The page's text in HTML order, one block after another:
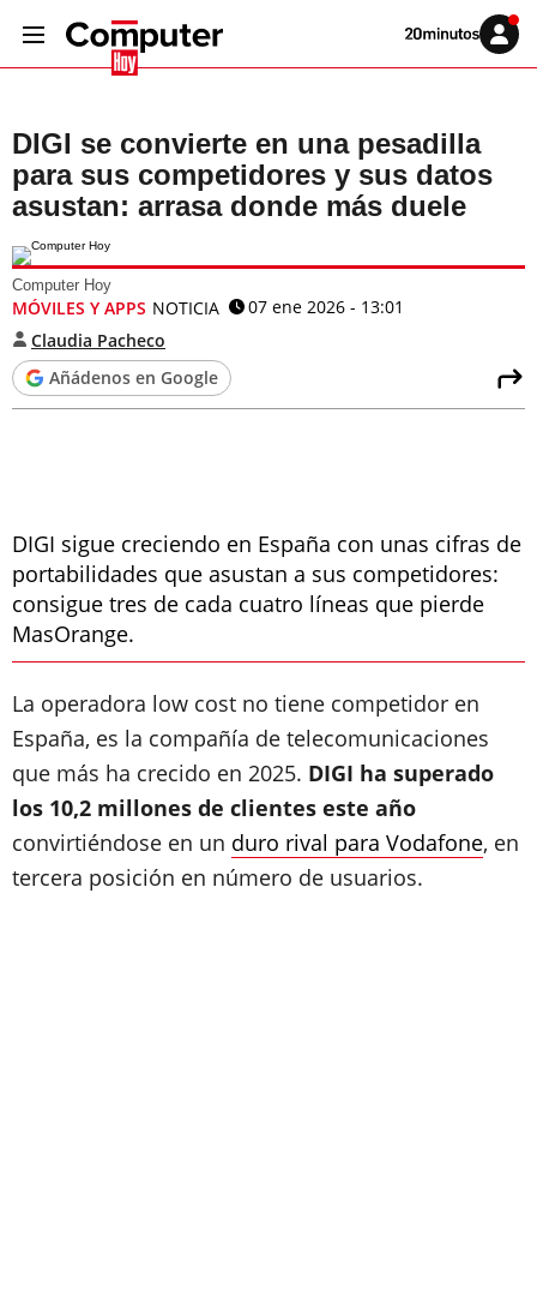
Volver
Iniciar
sesión
DIGI se convierte en una pesadilla
para sus competidores y sus datos
asustan: arrasa donde más duele
Computer Hoy
MÓVILES Y APPS NOTICIA
07 ene 2026 - 13:01
Claudia Pacheco
Añádenos en Google
DIGI sigue creciendo en España con unas cifras de
portabilidades que asustan a sus competidores:
consigue tres de cada cuatro líneas que pierde
MasOrange.
La operadora low cost no tiene competidor en
España, es la compañía de telecomunicaciones
que más ha crecido en 2025. DIGI ha superado
los 10,2 millones de clientes este año
convirtiéndose en un duro rival para Vodafone, en
tercera posición en número de usuarios.